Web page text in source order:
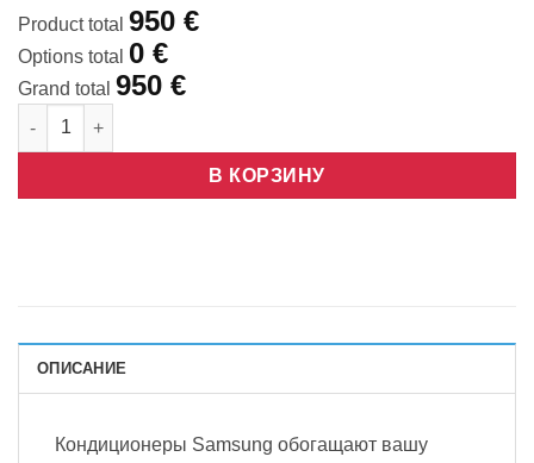
Product total 950 €
Options total 0 €
Grand total 950 €
Количество товара Samsung Wind-Free Comfort 9
В КОРЗИНУ
ОПИСАНИЕ
Кондиционеры Samsung обогащают вашу